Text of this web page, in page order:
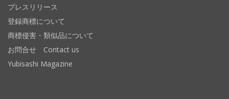
プレスリリース
登録商標について
商標侵害・類似品について
お問合せ Contact us
Yubisashi Magazine